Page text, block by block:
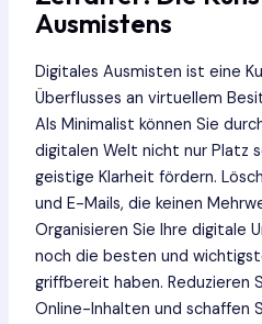
Ausmistens
Digitales Ausmisten ist eine
Überflusses an virtuellem
Als Minimalist können Sie
digitalen Welt nicht nur Platz
geistige Klarheit fördern.
und E-Mails, die keinen
Organisieren Sie Ihre digitale
noch die besten und
griffbereit haben. Reduzieren
Online-Inhalten und schaffen